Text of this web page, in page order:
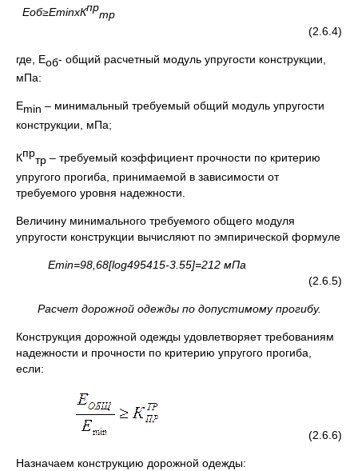
Еоб≥ЕminхКпр
тр
(2.6.4)
где, Еоб- общий расчетный модуль упругости конструкции,
мПа:
Еmin – минимальный требуемый общий модуль упругости
конструкции, мПа;
Кпр
тр – требуемый коэффициент прочности по критерию
упругого прогиба, принимаемой в зависимости от
требуемого уровня надежности.
Величину минимального требуемого общего модуля
упругости конструкции вычисляют по эмпирической формуле
Еmin=98,68[lоg495415-3.55]=212 мПа
(2.6.5)
Расчет дорожной одежды по допустимому прогибу.
Конструкция дорожной одежды удовлетворяет требованиям
надежности и прочности по критерию упругого прогиба,
если:
(2.6.6)
Назначаем конструкцию дорожной одежды: